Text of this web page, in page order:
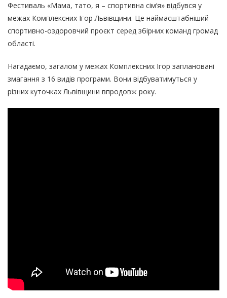
Фестиваль «Мама, тато, я – спортивна сім‘я» відбувся у
межах Комплексних Ігор Львівщини. Це наймасштабніший
спортивно-оздоровчий проєкт серед збірних команд громад
області.
Нагадаємо, загалом у межах Комплексних Ігор заплановані
змагання з 16 видів програми. Вони відбуватимуться у
різних куточках Львівщини впродовж року.